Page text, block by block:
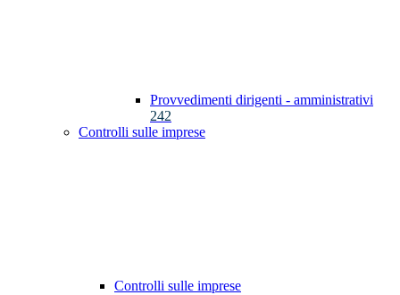
Provvedimenti dirigenti - amministrativi
242
Controlli sulle imprese
Controlli sulle imprese